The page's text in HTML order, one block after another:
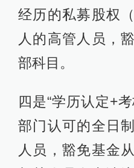
经历的私募股权
人的高管人员，
部科目。
四是“学历认定+
部门认可的全日
人员，豁免基金